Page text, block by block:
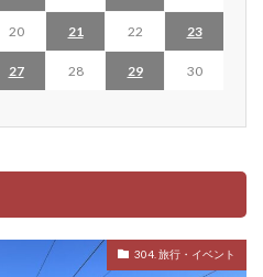
20 21 22 23
27 28 29
30
304. 旅行・イベント